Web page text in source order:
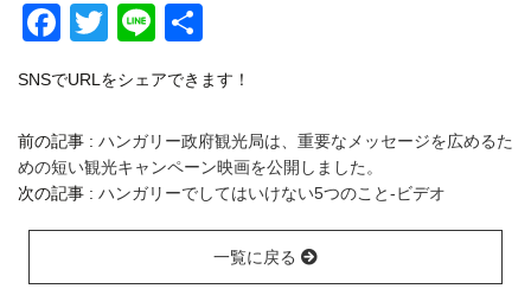
Facebook
Twitter
Line
有
SNSでURLをシェアできます！
前の記事 : ハンガリー政府観光局は、重要なメッセージを広めるた
めの短い観光キャンペーン映画を公開しました。
次の記事 : ハンガリーでしてはいけない5つのこと-ビデオ
一覧に戻る